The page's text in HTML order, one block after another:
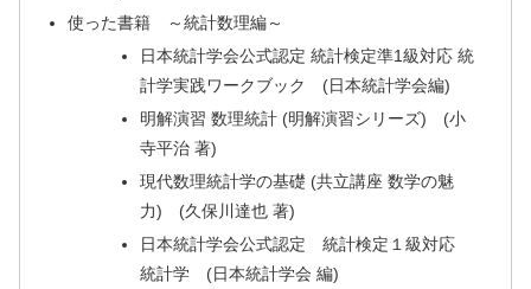
使った書籍 ～統計数理編～
日本統計学会公式認定 統計検定準1級対応 統
計学実践ワークブック (日本統計学会編)
明解演習 数理統計 (明解演習シリーズ) (小
寺平治 著)
現代数理統計学の基礎 (共立講座 数学の魅
力) (久保川達也 著)
日本統計学会公式認定 統計検定１級対応
統計学 (日本統計学会 編)